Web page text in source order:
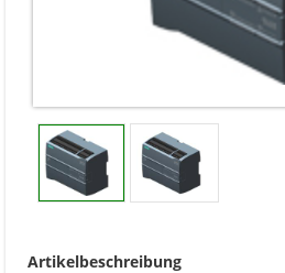
Artikelbeschreibung